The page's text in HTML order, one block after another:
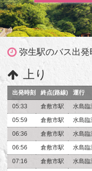
弥生駅のバス出発
上り
出発時刻 終点(路線)
運行
05:33
倉敷市駅
水島臨
05:59
倉敷市駅
水島臨
06:36
倉敷市駅
水島臨
06:56
倉敷市駅
水島臨
07:16
倉敷市駅
水島臨